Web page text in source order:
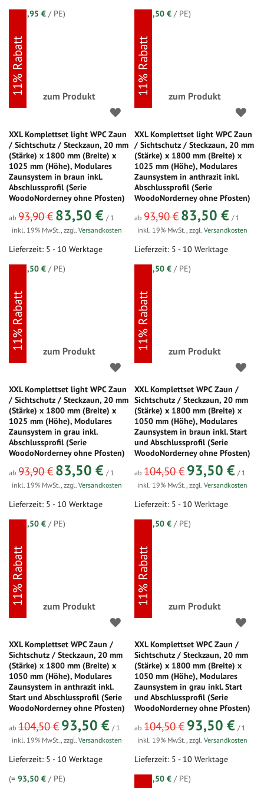
42,95 € / PE) 79,50 € / PE)
zum Produkt
11% Rabatt
XXL Komplettset light WPC Zaun
/ Sichtschutz / Steckzaun, 20 mm
(Stärke) x 1800 mm (Breite) x
1025 mm (Höhe), Modulares
Zaunsystem in braun inkl.
Abschlussprofil (Serie
WoodoNorderney ohne Pfosten)
ab 93,90 € 83,50 € / 1
inkl. 19% MwSt., zzgl. Versandkosten
Lieferzeit: 5 - 10 Werktage
83,50 € / PE)
zum Produkt
11% Rabatt
XXL Komplettset light WPC Zaun
/ Sichtschutz / Steckzaun, 20 mm
(Stärke) x 1800 mm (Breite) x
1025 mm (Höhe), Modulares
Zaunsystem in anthrazit inkl.
Abschlussprofil (Serie
WoodoNorderney ohne Pfosten)
ab 93,90 € 83,50 € / 1
inkl. 19% MwSt.,zzgl.Versandkosten
Lieferzeit: 5 - 10 Werktage
83,50 € / PE)
zum Produkt
11% Rabatt
XXL Komplettset light WPC Zaun
/ Sichtschutz / Steckzaun, 20 mm
(Stärke) x 1800 mm (Breite) x
1025 mm (Höhe), Modulares
Zaunsystem in grau inkl.
Abschlussprofil (Serie
WoodoNorderney ohne Pfosten)
ab 93,90 € 83,50 € / 1
inkl. 19% MwSt., zzgl. Versandkosten
Lieferzeit: 5 - 10 Werktage
83,50 € / PE)
zum Produkt
11% Rabatt
XXL Komplettset WPC Zaun /
Sichtschutz / Steckzaun, 20 mm
(Stärke) x 1800 mm (Breite) x
1050 mm (Höhe), Modulares
Zaunsystem in braun inkl. Start
und Abschlussprofil (Serie
WoodoNorderney ohne Pfosten)
ab 104,50 € 93,50 € / 1
inkl. 19% MwSt.,zzgl.Versandkosten
Lieferzeit: 5 - 10 Werktage
93,50 € / PE)
zum Produkt
11% Rabatt
XXL Komplettset WPC Zaun /
Sichtschutz / Steckzaun, 20 mm
(Stärke) x 1800 mm (Breite) x
1050 mm (Höhe), Modulares
Zaunsystem in anthrazit inkl.
Start und Abschlussprofil (Serie
WoodoNorderney ohne Pfosten)
ab 104,50 € 93,50 € / 1
inkl. 19% MwSt., zzgl. Versandkosten
Lieferzeit: 5 - 10 Werktage
(= 93,50 € / PE)
zum Produkt
11% Rabatt
XXL Komplettset WPC Zaun /
Sichtschutz / Steckzaun, 20 mm
(Stärke) x 1800 mm (Breite) x
1050 mm (Höhe), Modulares
Zaunsystem in grau inkl. Start
und Abschlussprofil (Serie
WoodoNorderney ohne Pfosten)
ab 104,50 € 93,50 € / 1
inkl. 19% MwSt.,zzgl.Versandkosten
Lieferzeit: 5 - 10 Werktage
93,50 € / PE)